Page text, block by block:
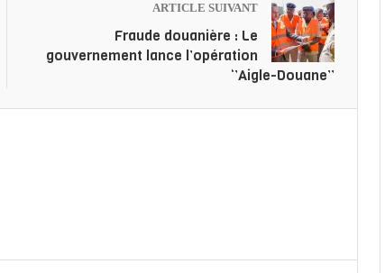
ARTICLE SUIVANT
Fraude douanière : Le
gouvernement lance l’opération
‘’Aigle-Douane’’